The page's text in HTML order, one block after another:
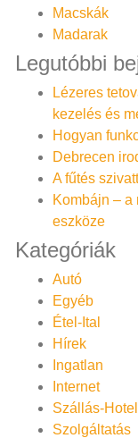
Macskák
Madarak
Legutóbbi
Lézeres
kezelés és
Hogyan
Debrecen
A fűtés
Kombájn – a
eszköze
Kategóriák
Autó
Egyéb
Étel-Ital
Hírek
Ingatlan
Internet
Szállás-Hotel
Szolgáltatás